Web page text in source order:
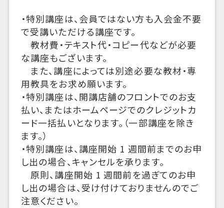
・特別講座は、会員ではない方も入会金不要
で受講いただける講座です。
教材費・テキスト代・コピー代などが必要
な講座もございます。
また、講座によっては別途必要な教材・専
用教具をお求め願います。
・特別講座は、開講店舗のフロントでのお支
払い、またはホームページでのクレジットカ
ード一括払いとなります。（一部講座を除き
ます。）
・特別講座は、講座開始 1 週間前までのお申
し出の場合、キャンセルを承ります。
原則、講座開始 1 週間前を過ぎてのお申
し出の場合は、受け付けておりませんのでご
注意ください。